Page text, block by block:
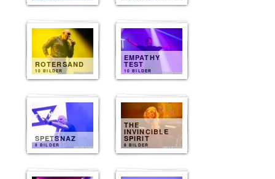
ROTERSAND
10 BILDER
EMPATHY
TEST
10 BILDER
SPETSNAZ
8 BILDER
THE
INVINCIBLE
SPIRIT
8 BILDER